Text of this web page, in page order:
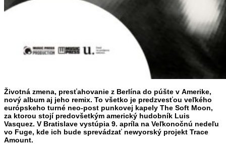
Životná zmena, presťahovanie z Berlína do púšte v Amerike,
nový album aj jeho remix. To všetko je predzvesťou veľkého
európskeho turné neo-post punkovej kapely The Soft Moon,
za ktorou stojí predovšetkým americký hudobník Luis
Vasquez. V Bratislave vystúpia 9. apríla na Veľkonočnú nedeľu
vo Fuge, kde ich bude sprevádzať newyorský projekt Trace
Amount.